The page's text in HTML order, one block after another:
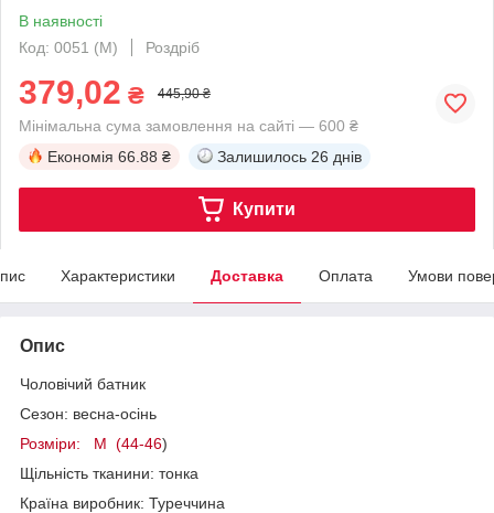
В наявності
Код: 0051 (M)
Роздріб
379,02 ₴ 445,90 ₴
Мінімальна сума замовлення на сайті — 600 ₴
Економія 66.88 ₴ Залишилось 26 днів
Купити
Характеристики Доставка Оплата Умови
Опис
Чоловічий батник
Сезон: весна-осінь
Розміри: M (44-46)
Щільність тканини: тонка
Країна виробник: Туреччина